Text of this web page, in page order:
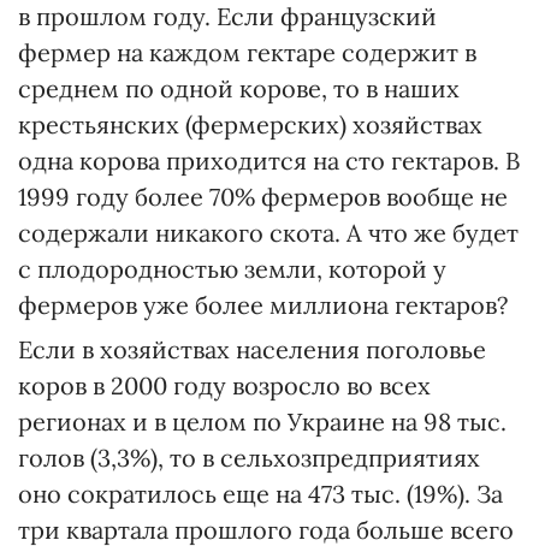
в прошлом году. Если французский
фермер на каждом гектаре содержит в
среднем по одной корове, то в наших
крестьянских (фермерских) хозяйствах
одна корова приходится на сто гектаров. В
1999 году более 70% фермеров вообще не
содержали никакого скота. А что же будет
с плодородностью земли, которой у
фермеров уже более миллиона гектаров?
Если в хозяйствах населения поголовье
коров в 2000 году возросло во всех
регионах и в целом по Украине на 98 тыс.
голов (3,3%), то в сельхозпредприятиях
оно сократилось еще на 473 тыс. (19%). За
три квартала прошлого года больше всего